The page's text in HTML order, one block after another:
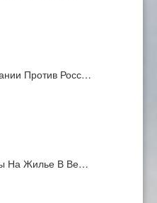
Против Росс…
На Жилье В Ве…